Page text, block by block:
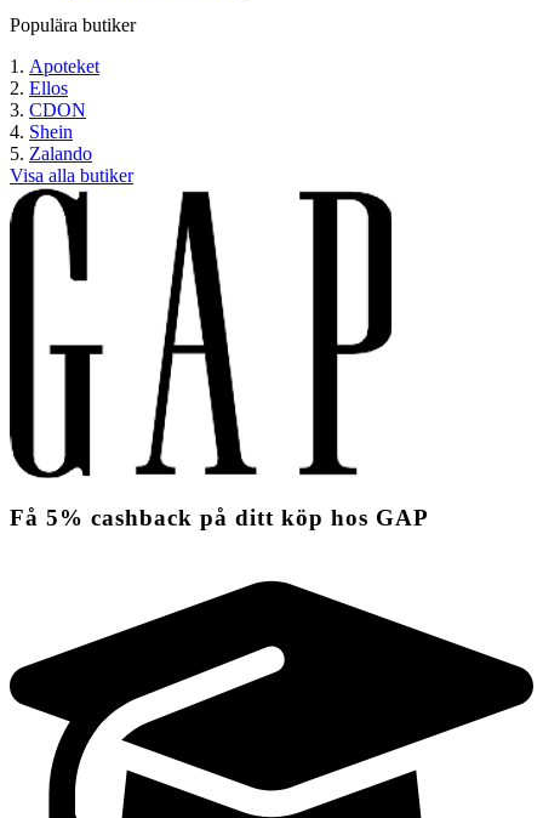
Populära butiker
Apoteket
Ellos
CDON
Shein
Zalando
Visa alla butiker
Få 5% cashback på ditt köp hos GAP